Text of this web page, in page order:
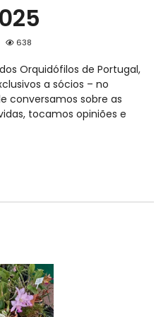
638
Orquidófilos de Portugal,
a sócios – no
conversamos sobre as
tocamos opiniões e